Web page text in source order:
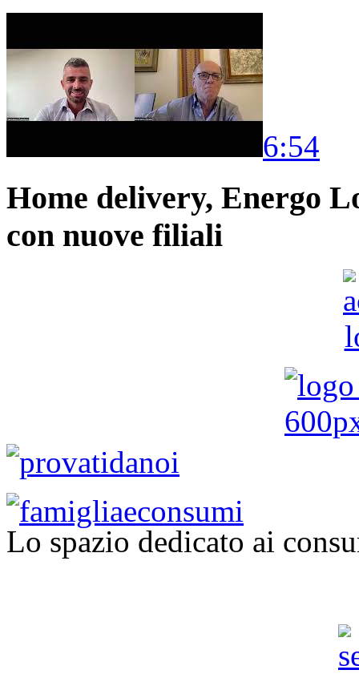
6:54
Home delivery, Energo
con nuove filiali
Lo spazio dedicato ai